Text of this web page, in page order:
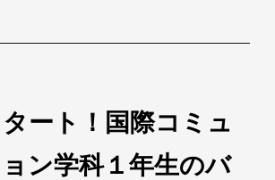
ート！国際コミュ
ン学科１年生のバ